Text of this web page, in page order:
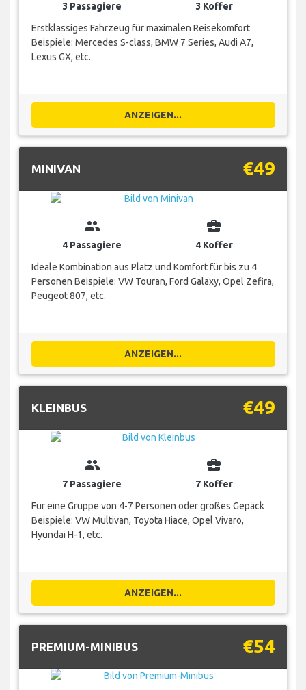
3 Passagiere
3 Koffer
Erstklassiges Fahrzeug für maximalen Reisekomfort
Beispiele: Mercedes S-class, BMW 7 Series, Audi A7,
Lexus GX, etc.
ANZEIGEN...
MINIVAN €49
group
4 Passagiere
business_center
4 Koffer
Ideale Kombination aus Platz und Komfort für bis zu 4
Personen Beispiele: VW Touran, Ford Galaxy, Opel Zefira,
Peugeot 807, etc.
ANZEIGEN...
KLEINBUS €49
group
7 Passagiere
business_center
7 Koffer
Für eine Gruppe von 4-7 Personen oder großes Gepäck
Beispiele: VW Multivan, Toyota Hiace, Opel Vivaro,
Hyundai H-1, etc.
ANZEIGEN...
PREMIUM-MINIBUS €54